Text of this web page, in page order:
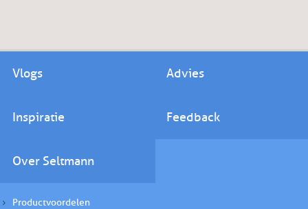
Vlogs Advies
Inspiratie Feedback
Over Seltmann
Productvoordelen